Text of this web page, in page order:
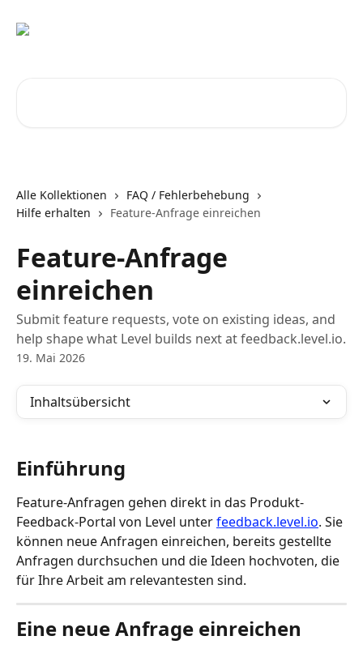
Alle Kollektionen
FAQ / Fehlerbehebung
Hilfe erhalten
Feature-Anfrage einreichen
Feature-Anfrage
einreichen
Submit feature requests, vote on existing ideas, and
help shape what Level builds next at feedback.level.io.
19. Mai 2026
Inhaltsübersicht
Einführung
Feature-Anfragen gehen direkt in das Produkt-
Feedback-Portal von Level unter feedback.level.io. Sie
können neue Anfragen einreichen, bereits gestellte
Anfragen durchsuchen und die Ideen hochvoten, die
für Ihre Arbeit am relevantesten sind.
Eine neue Anfrage einreichen